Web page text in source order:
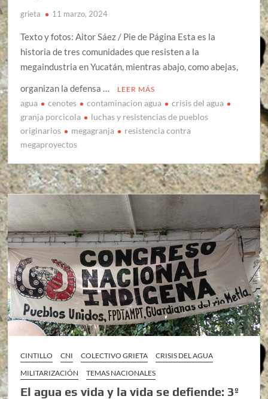
grieta 11 marzo, 2024
Texto y fotos: Aitor Sáez / Pie de Página Esta es la
historia de tres comunidades que resisten a la
megaindustria en Yucatán, mientras abajo, como abejas,
organizan la defensa …
LEER MÁS
agua cenotes contaminacion agua
crisis del agua
granja porcicola
luchas y resistencias de pueblos
originarios
megagranja
resistencia contra
megaproyectos
CINTILLO CNI COLECTIVO GRIETA
CRISIS DEL AGUA
MILITARIZACIÓN
TEMAS NACIONALES
El agua es vida y la vida se defiende: 3º